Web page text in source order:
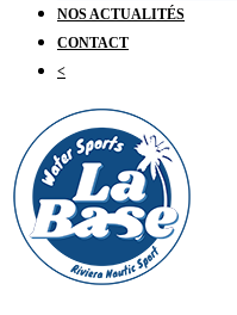
NOS ACTUALITÉS
CONTACT
<